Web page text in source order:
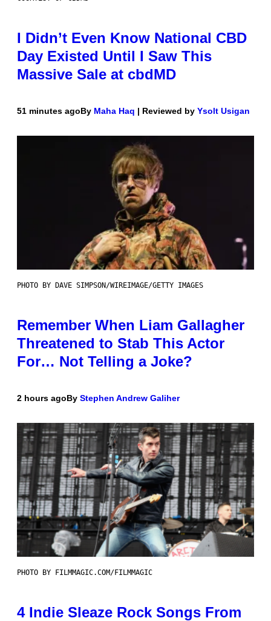
I Didn’t Even Know National CBD
Day Existed Until I Saw This
Massive Sale at cbdMD
51 minutes agoBy Maha Haq | Reviewed by Ysolt Usigan
PHOTO BY DAVE SIMPSON/WIREIMAGE/GETTY IMAGES
Remember When Liam Gallagher
Threatened to Stab This Actor
For… Not Telling a Joke?
2 hours agoBy Stephen Andrew Galiher
PHOTO BY FILMMAGIC.COM/FILMMAGIC
4 Indie Sleaze Rock Songs From